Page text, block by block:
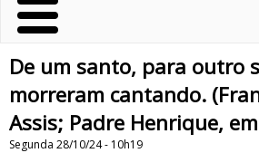
De um santo, para outro
morreram cantando.
Assis; Padre Henrique,
Segunda 28/10/24 - 10h19